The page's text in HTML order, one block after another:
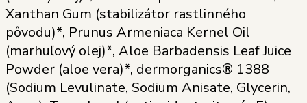
Xanthan Gum (stabilizátor rastlinného
pôvodu)*, Prunus Armeniaca Kernel Oil
(marhuľový olej)*, Aloe Barbadensis Leaf Juice
Powder (aloe vera)*, dermorganics® 1388
(Sodium Levulinate, Sodium Anisate, Glycerin,